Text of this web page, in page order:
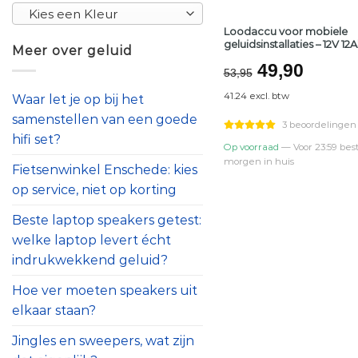
Kies een Kleur
Meer over geluid
Waar let je op bij het
samenstellen van een goede
hifi set?
Fietsenwinkel Enschede: kies
op service, niet op korting
Beste laptop speakers getest:
welke laptop levert écht
indrukwekkend geluid?
Hoe ver moeten speakers uit
elkaar staan?
Jingles en sweepers, wat zijn
Loodaccu voor mobiele
geluidsinstallaties – 12V
53,95
prijs
was:
€53,95.
49,90
41.24 excl. btw
3 beoordelingen
Op voorraad — Voor 23:59
morgen in huis